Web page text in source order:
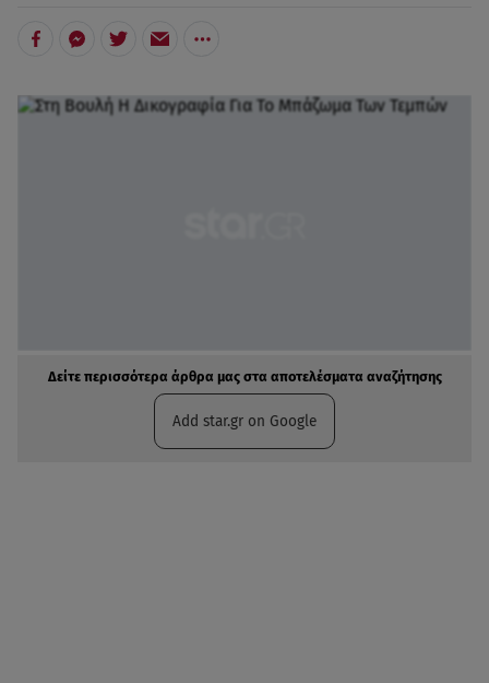
Δείτε περισσότερα άρθρα μας στα αποτελέσματα αναζήτησης
Add star.gr on Google